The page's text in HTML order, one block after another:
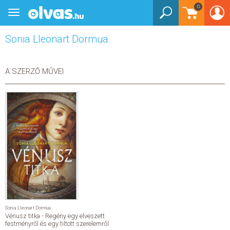
0
Toggle
navigation
Sonia Lleonart Dormua
A SZERZŐ MŰVEI
Sonia Lleonart Dormua
Vénusz titka - Regény egy elveszett
festményről és egy tiltott szerelemről
BEJELENTKEZÉS
KÖNYVEK
EGYÉB TERMÉKEK
STAR WARS
AKCIÓ
ELŐJEGYEZHETŐ
NÉPSZERŰ KÖNYVEK
SEGÍTHETEK?